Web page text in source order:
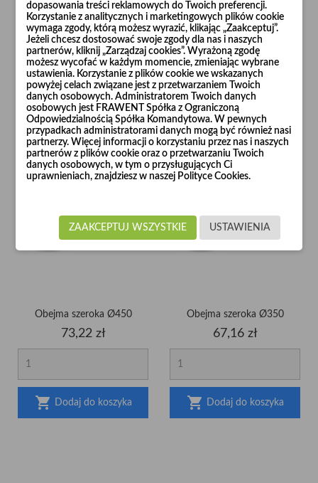
Ø225
Cena
219,86 zł
 Dodaj do koszyka
m,...
Cena
135,83 zł
 Dodaj do koszyka
Obejma szeroka Ø450
Cena
73,22 zł
 Dodaj do koszyka
Obejma szeroka Ø350
Cena
67,16 zł
 Dodaj do koszyka
dopasowania treści reklamowych do Twoich preferencji.
Korzystanie z analitycznych i marketingowych plików cookie
wymaga zgody, którą możesz wyrazić, klikając „Zaakceptuj”.
Jeżeli chcesz dostosować swoje zgody dla nas i naszych
partnerów, kliknij „Zarządzaj cookies”. Wyrażoną zgodę
możesz wycofać w każdym momencie, zmieniając wybrane
ustawienia. Korzystanie z plików cookie we wskazanych
powyżej celach związane jest z przetwarzaniem Twoich
danych osobowych. Administratorem Twoich danych
osobowych jest FRAWENT Spółka z Ograniczoną
Odpowiedzialnością Spółka Komandytowa. W pewnych
przypadkach administratorami danych mogą być również nasi
partnerzy. Więcej informacji o korzystaniu przez nas i naszych
partnerów z plików cookie oraz o przetwarzaniu Twoich
danych osobowych, w tym o przysługujących Ci
uprawnieniach, znajdziesz w naszej Polityce Cookies.
USTAWIENIA
ZAAKCEPTUJ WSZYSTKIE